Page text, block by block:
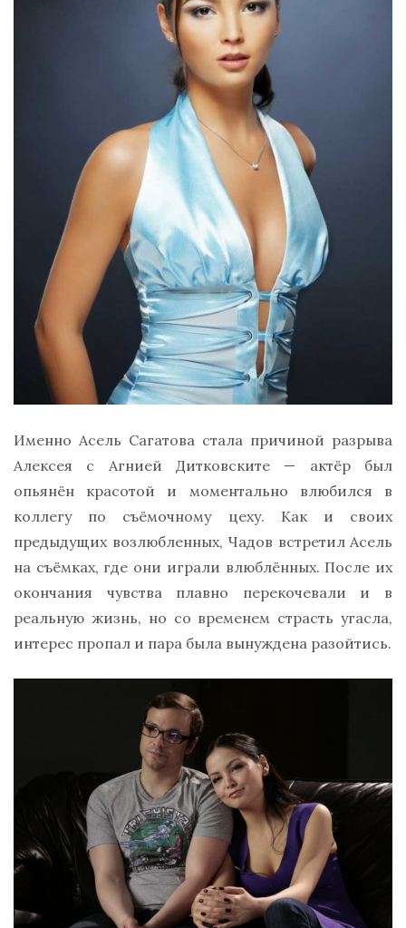
Именно Асель Сагатова стала причиной разрыва
Алексея с Агнией Дитковските — актёр был
опьянён красотой и моментально влюбился в
коллегу по съёмочному цеху. Как и своих
предыдущих возлюбленных, Чадов встретил Асель
на съёмках, где они играли влюблённых. После их
окончания чувства плавно перекочевали и в
реальную жизнь, но со временем страсть угасла,
интерес пропал и пара была вынуждена разойтись.